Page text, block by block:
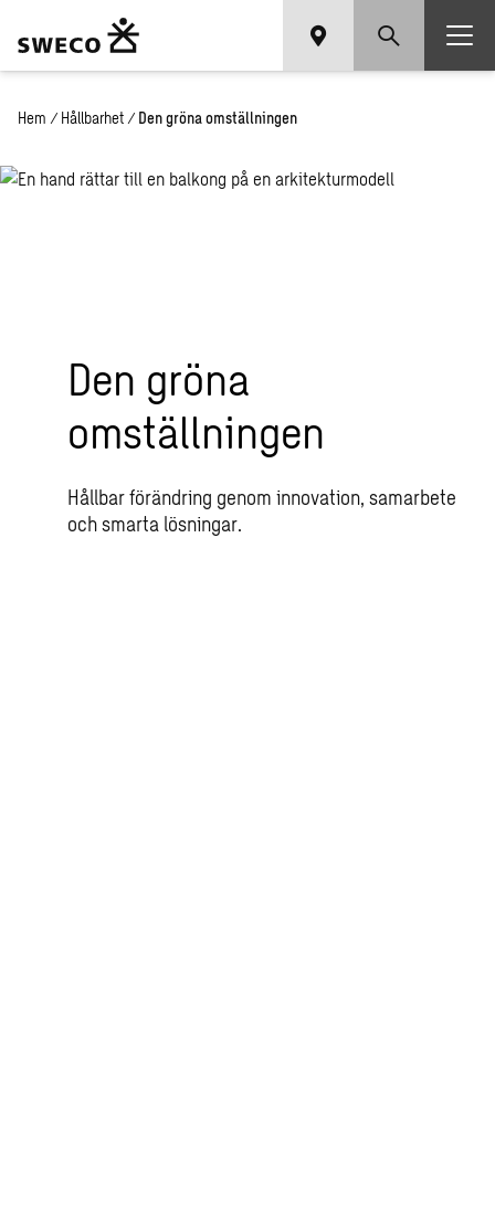
Hem / Hållbarhet / Den gröna omställningen
Den gröna
omställningen
Hållbar förändring genom innovation, samarbete
och smarta lösningar.